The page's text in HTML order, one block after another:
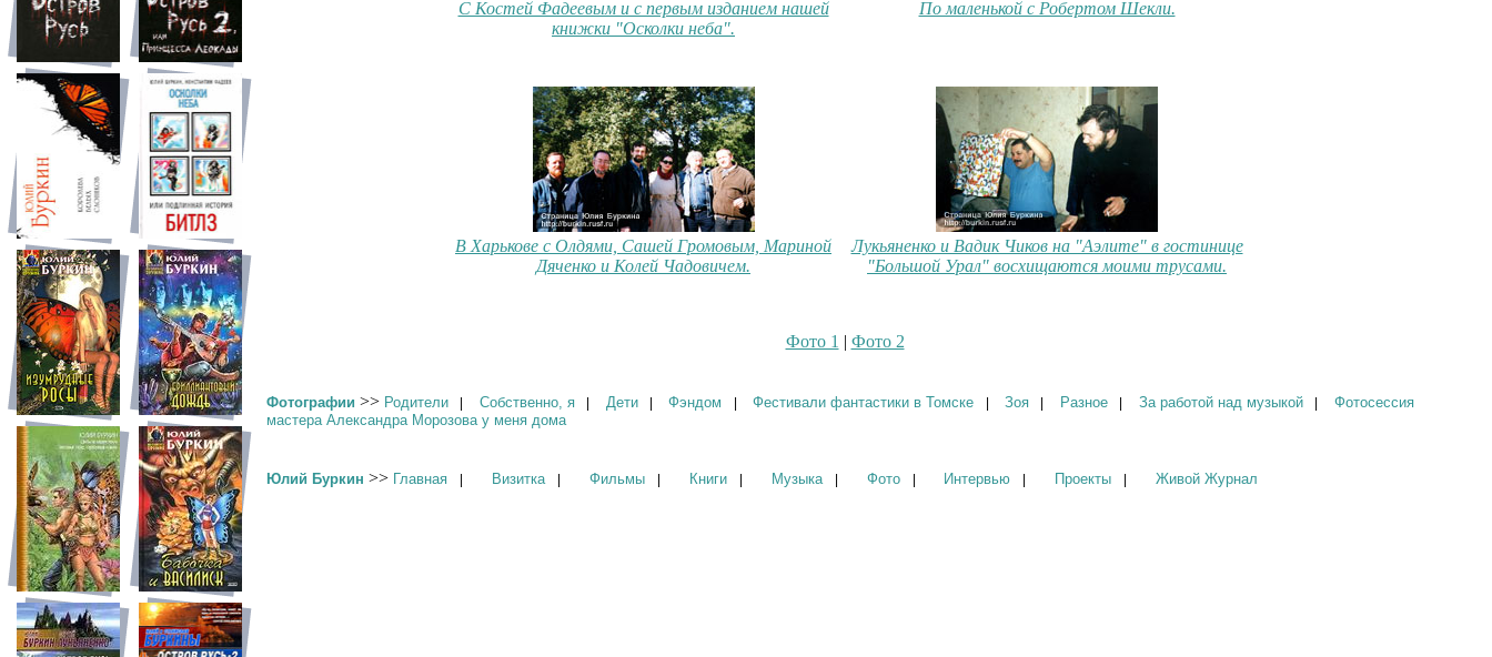
С Костей Фадеевым и с первым изданием нашей
книжки "Осколки неба".
По маленькой с Робертом Шекли.
В Харькове с Олдями, Сашей Громовым, Мариной
Дяченко и Колей Чадовичем.
Лукьяненко и Вадик Чиков на "Аэлите" в гостинице
"Большой Урал" восхищаются моими трусами.
Фото 1 | Фото 2
Фотографии >> Родители Собственно, я Дети Фэндом Фестивали фантастики в Томске Зоя Разное За работой над музыкой
Фотосессия
мастера Александра Морозова у меня дома
Юлий Буркин >> Главная Визитка Фильмы Книги Музыка Фото Интервью Проекты Живой Журнал